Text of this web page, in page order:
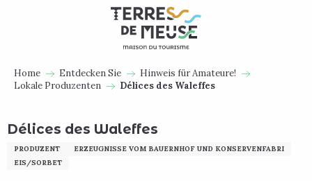
Home Entdecken Sie
Hinweis für Amateure!
Lokale Produzenten
Délices des Waleffes
Délices des Waleffes
PRODUZENT
ERZEUGNISSE VOM BAUERNHOF UND KONSERVENFABRI
EIS/SORBET